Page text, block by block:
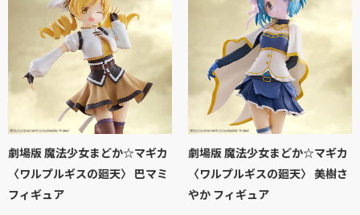
劇場版 魔法少女まどか☆マギカ
〈ワルプルギスの廻天〉 巴マミ
フィギュア
劇場版 魔法少女まどか☆マギカ
〈ワルプルギスの廻天〉 美樹さ
やか フィギュア